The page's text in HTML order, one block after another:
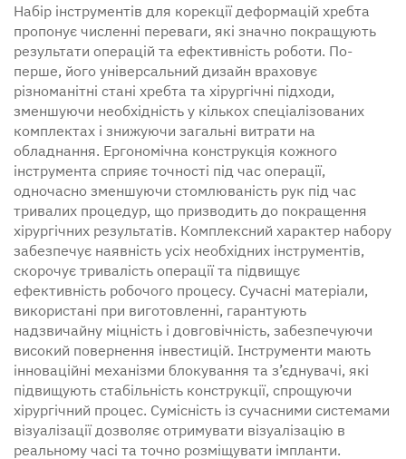
Набір інструментів для корекції деформацій хребта
пропонує численні переваги, які значно покращують
результати операцій та ефективність роботи. По-
перше, його універсальний дизайн враховує
різноманітні стані хребта та хірургічні підходи,
зменшуючи необхідність у кількох спеціалізованих
комплектах і знижуючи загальні витрати на
обладнання. Ергономічна конструкція кожного
інструмента сприяє точності під час операції,
одночасно зменшуючи стомлюваність рук під час
тривалих процедур, що призводить до покращення
хірургічних результатів. Комплексний характер набору
забезпечує наявність усіх необхідних інструментів,
скорочує тривалість операції та підвищує
ефективність робочого процесу. Сучасні матеріали,
використані при виготовленні, гарантують
надзвичайну міцність і довговічність, забезпечуючи
високий повернення інвестицій. Інструменти мають
інноваційні механізми блокування та з’єднувачі, які
підвищують стабільність конструкції, спрощуючи
хірургічний процес. Сумісність із сучасними системами
візуалізації дозволяє отримувати візуалізацію в
реальному часі та точно розміщувати імпланти.